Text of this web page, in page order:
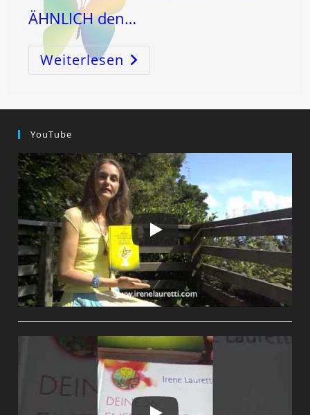
ÄHNLICH den…
Weiterlesen WAS
Die
7
Den
Zähnen
Zu
Tun
Hat!!!!
YouTube